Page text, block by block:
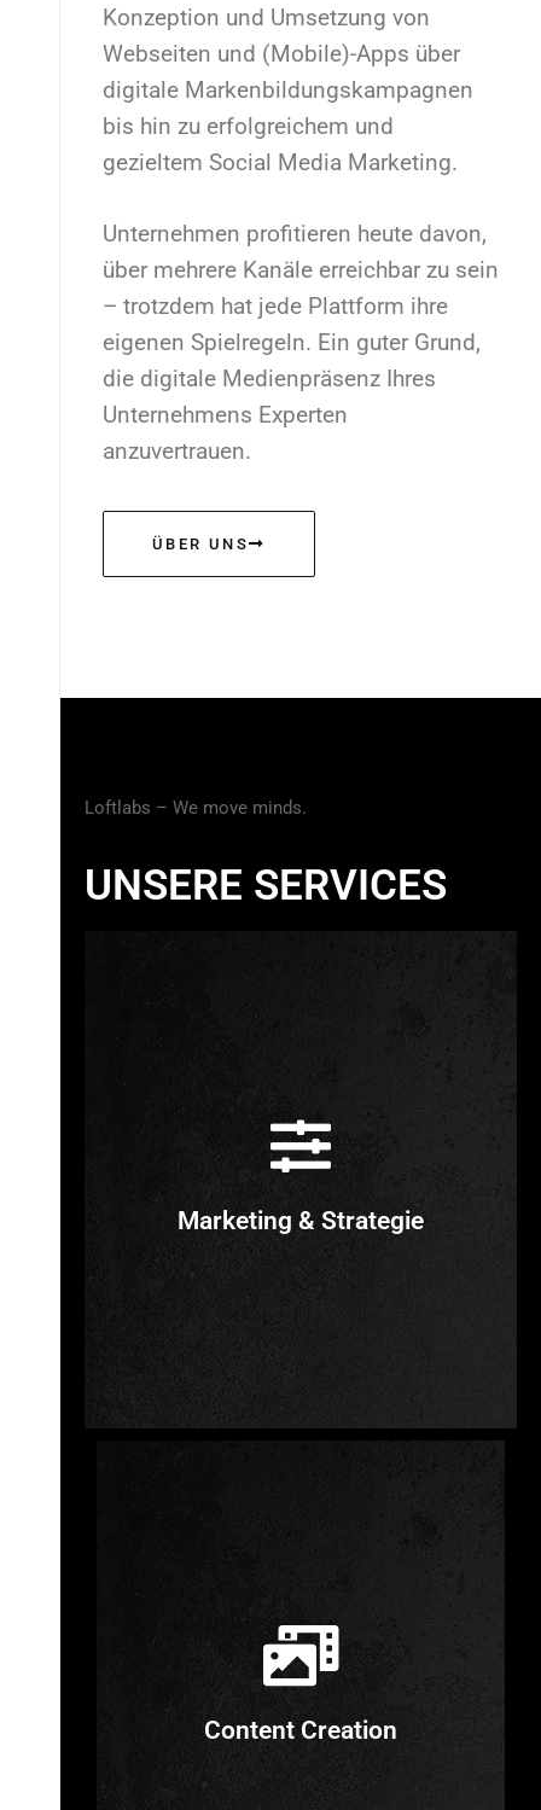
Konzeption und Umsetzung von
Webseiten und (Mobile)-Apps über
digitale Markenbildungskampagnen
bis hin zu erfolgreichem und
gezieltem Social Media Marketing.
Unternehmen profitieren heute davon,
über mehrere Kanäle erreichbar zu sein
– trotzdem hat jede Plattform ihre
eigenen Spielregeln. Ein guter Grund,
die digitale Medienpräsenz Ihres
Unternehmens Experten
anzuvertrauen.
ÜBER UNS
Loftlabs – We move minds.
UNSERE SERVICES
Marketing & Strategie
Markenbildung
Produkt
Research
Content Creation